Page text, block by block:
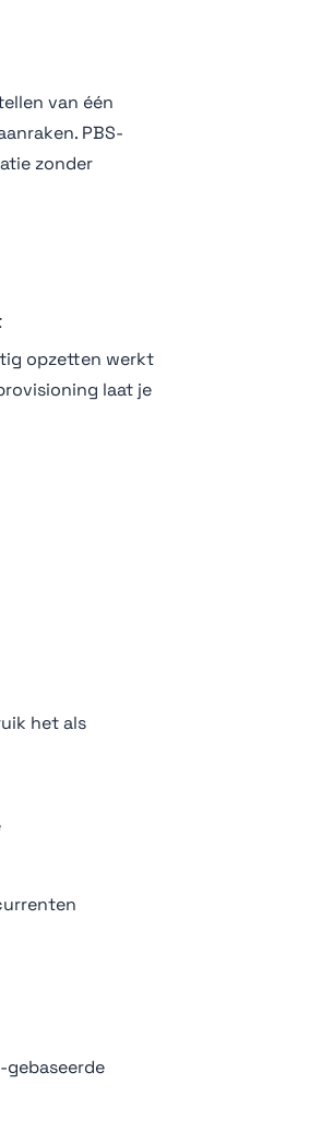
van één
PBS-
zonder
opzetten werkt
laat je
het als
gebaseerde